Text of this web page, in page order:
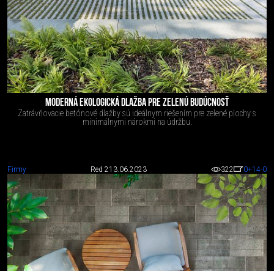
MODERNÁ EKOLOGICKÁ DLAŽBA PRE ZELENÚ BUDÚCNOSŤ
Zatrávňovacie betónové dlažby sú ideálnym riešením pre zelené plochy s
minimálnymi nárokmi na údržbu.
Firmy Red 213.06.2023 322 0+14-0